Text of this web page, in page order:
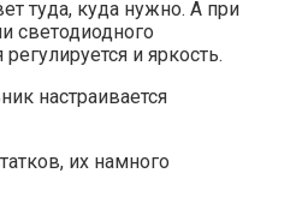
туда, куда нужно. А при
светодиодного
и яркость.
их намного